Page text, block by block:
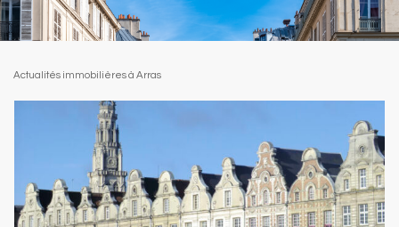
Actualités immobilières à Arras